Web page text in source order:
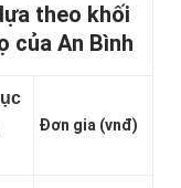
theo khối
của An Bình
Đơn gia (vnđ)